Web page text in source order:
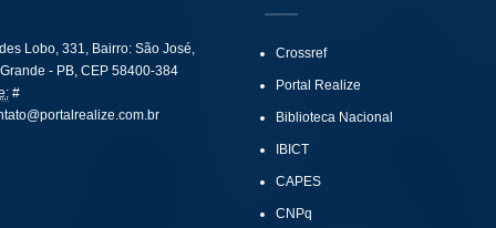
Lobo, 331, Bairro: São José,
- PB, CEP 58400-384
#
Crossref
Portal Realize
Biblioteca Nacional
IBICT
CAPES
CNPq